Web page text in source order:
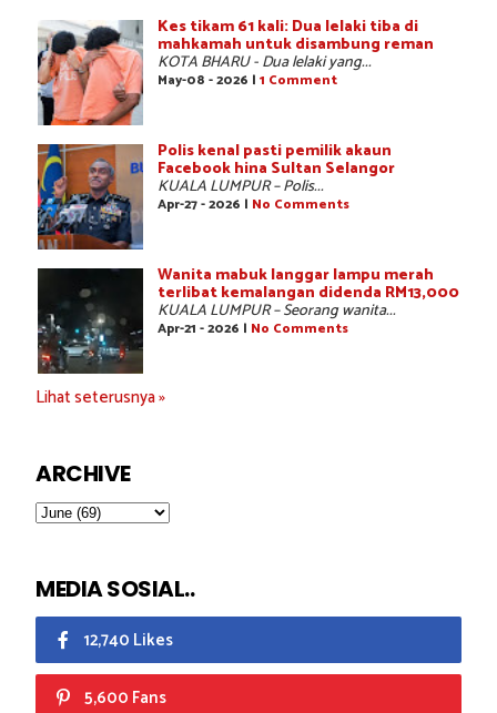
Kes tikam 61 kali: Dua lelaki tiba di
mahkamah untuk disambung reman
KOTA BHARU - Dua lelaki yang...
May-08 - 2026 | 1 Comment
Polis kenal pasti pemilik akaun
Facebook hina Sultan Selangor
KUALA LUMPUR – Polis...
Apr-27 - 2026 | No Comments
Wanita mabuk langgar lampu merah
terlibat kemalangan didenda RM13,000
KUALA LUMPUR – Seorang wanita...
Apr-21 - 2026 | No Comments
Lihat seterusnya »
ARCHIVE
MEDIA SOSIAL..
12,740 Likes
5,600 Fans